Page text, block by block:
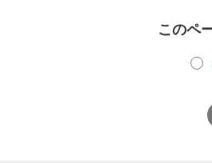
このペ